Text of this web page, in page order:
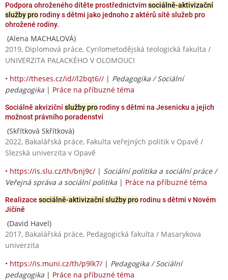
Podpora ohroženého dítěte prostřednictvímsociálně-aktivizační
služby prorodiny s dětmi jako jednoho z aktérů sítě služeb pro
ohrožené rodiny.
(Alena MACHALOVÁ)
2019, Diplomová práce, Cyrilometodějská teologická fakulta /
UNIVERZITA PALACKÉHO V OLOMOUCI
• http://theses.cz/id//l2bqt6// | Pedagogika / Sociální
pedagogika | Práce na příbuzné téma
Sociálně akvizičníslužby prorodiny s dětmi na Jesenicku a jejich
možnost právního poradenství
(Skřítková Skřítková)
2022, Bakalářská práce, Fakulta veřejných politik v Opavě /
Slezská univerzita v Opavě
• https://is.slu.cz/th/bnj9c/ | Sociální politika a sociální práce /
Veřejná správa a sociální politika | Práce na příbuzné téma
Realizace sociálně-aktivizační služby prorodinu s dětmi v Novém
Jičíně
(David Havel)
2017, Bakalářská práce, Pedagogická fakulta / Masarykova
univerzita
• https://is.muni.cz/th/p9lk7/ | Pedagogika / Sociální
pedagogika | Práce na příbuzné téma